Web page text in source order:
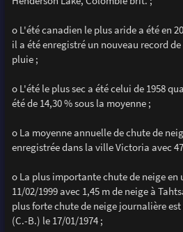
o L'été canadien le plus aride a été en
il a été enregistré un nouveau record
pluie ;
o L'été le plus sec a été celui de 1958
été de 14,30 % sous la moyenne ;
o La moyenne annuelle de chute de
enregistrée dans la ville Victoria avec
o La plus importante chute de neige en
11/02/1999 avec 1,45 m de neige à
plus forte chute de neige journalière est
(C.-B.) le 17/01/1974 ;